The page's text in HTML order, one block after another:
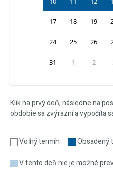
17 18 19
24 25 26
31 1 2
Klik na prvý deň, následne na
obdobie sa zvýrazní a vypočíta
Voľný termín Obsadený
V tento deň nie je možné